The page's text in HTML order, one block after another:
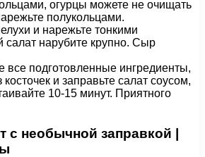
огурцы можете не очищать
полукольцами.
и нарежьте тонкими
салат нарубите крупно. Сыр
подготовленные ингредиенты,
и заправьте салат соусом,
10-15 минут. Приятного
с необычной заправкой |